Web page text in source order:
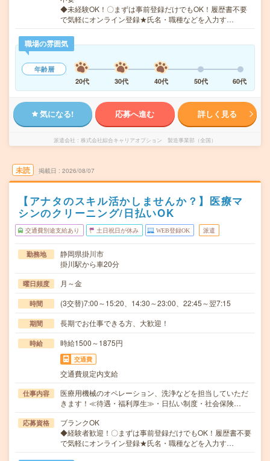
◆未経験OK！〇まずは事前登録だけでもOK！履歴書不要
で気軽にオンライン登録★氏名・職種などを入力す…
職場の雰囲気
年齢層
20代
30代 40代 50代 60代
気になる! 応募へ進む 詳しく見る
派遣会社 株式会社綜合キャリアオプション 製造事業部（全国）
未読 掲載日 2026/08/07
【アナタのスキル活かしませんか？】医療マ
シンのクリーニング/日払いOK
交通費別途支給あり 土日祝日が休み WEB登録OK 派遣
勤務地
静岡県掛川市
掛川駅から車20分
曜日頻度 月～金
時間 (3交替)7:00～15:20、14:30～23:00、22:45～翌7:15
期間 長期でお仕事できる方、大歓迎！
時給 時給1500～1875円
交通費
交通費規定内支給
仕事内容
医療用機械のオペレーション、洗浄などを担当していただ
きます！≪待遇・福利厚生≫・日払い制度・社会保険…
応募資格
ブランクOK
◆経験者歓迎！〇まずは事前登録だけでもOK！履歴書不要
で気軽にオンライン登録★氏名・職種などを入力す…